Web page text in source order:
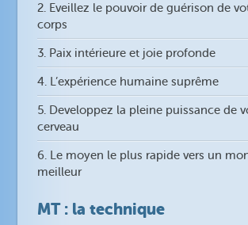
2. Eveillez le pouvoir de guérison de
corps
3. Paix intérieure et joie profonde
4. L’expérience humaine suprême
5. Developpez la pleine puissance de
cerveau
6. Le moyen le plus rapide vers un
meilleur
MT : la technique